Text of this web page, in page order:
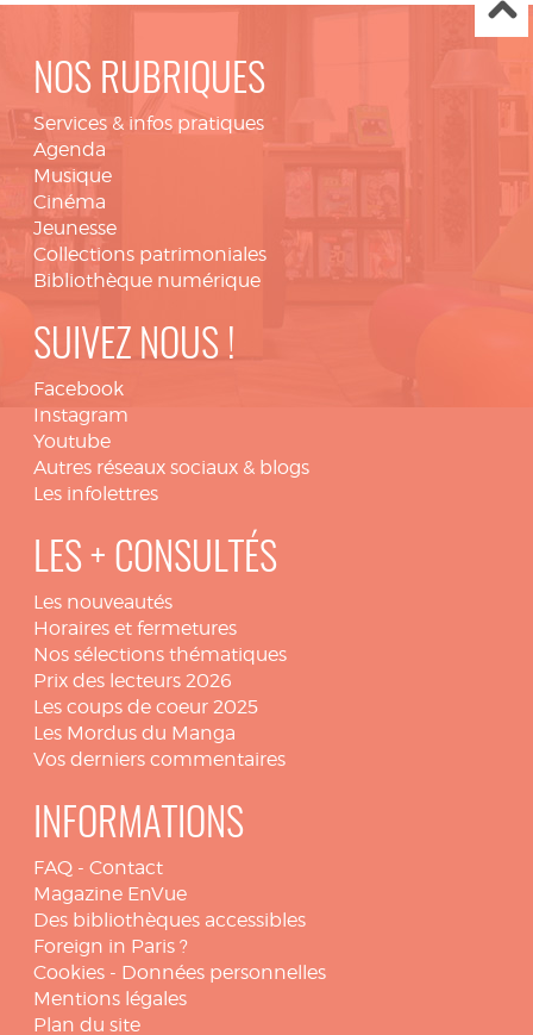
NOS RUBRIQUES
Services & infos pratiques
Agenda
Musique
Cinéma
Jeunesse
Collections patrimoniales
Bibliothèque numérique
SUIVEZ NOUS !
Facebook
Instagram
Youtube
Autres réseaux sociaux & blogs
Les infolettres
LES + CONSULTÉS
Les nouveautés
Horaires et fermetures
Nos sélections thématiques
Prix des lecteurs 2026
Les coups de coeur 2025
Les Mordus du Manga
Vos derniers commentaires
INFORMATIONS
FAQ - Contact
Magazine EnVue
Des bibliothèques accessibles
Foreign in Paris ?
Cookies - Données personnelles
Mentions légales
Plan du site